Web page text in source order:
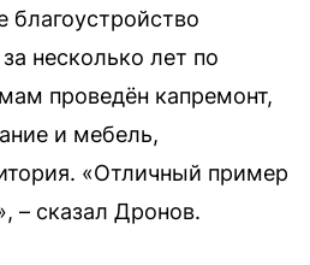
благоустройство
несколько лет по
проведён капремонт,
и мебель,
«Отличный пример
– сказал Дронов.